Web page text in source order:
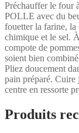
Préchauffer le four
POLLE avec du
fouetter la farine, la
chimique et le sel.
compote de
soient bien
Pliez doucement
pain préparé. Cuire
centre en ressorte
Produits